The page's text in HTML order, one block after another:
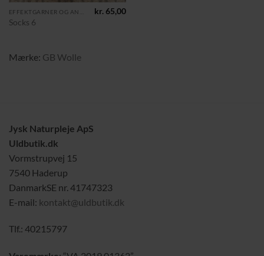
Socks 6
kr. 65,00
Mærke: GB Wolle
Jysk Naturpleje ApS
Uldbutik.dk
Vormstrupvej 15
7540 Haderup
DanmarkSE nr. 41747323
E-mail: kontakt@uldbutik.dk
Tlf.: 40215797